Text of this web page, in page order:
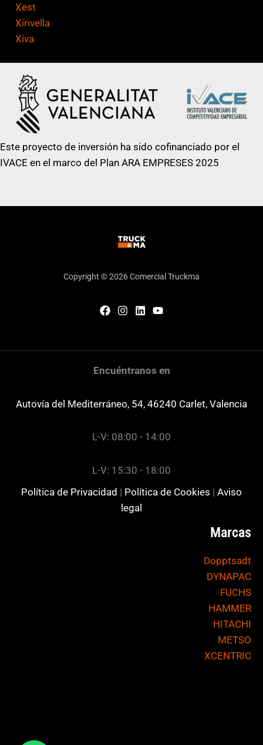
Xest
Xirivella
Xiva
Este proyecto de inversión ha sido cofinanciado por el
IVACE en el marco del Plan ARA EMPRESES 2025
Copyright © 2026 Comercial Truckma
Encuéntranos en
Autovía del Mediterráneo, 54, 46240 Carlet, Valencia
L-V: 08:00 - 14:00
L-V: 15:30 - 18:00
Política de Privacidad | Política de Cookies | Aviso
legal
Marcas
Dopptsadt
DYNAPAC
FUCHS
HAMMER
HITACHI
METSO
XCENTRIC